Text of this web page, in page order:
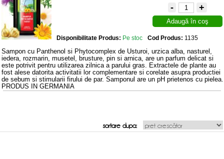
- +
Adaugă în coş
Disponibilitate Produs: Pe stoc Cod Produs: 1135
Sampon cu Panthenol si Phytocomplex de Usturoi, urzica alba, nasturel,
iedera, rozmarin, musetel, brusture, pin si arnica, are un parfum delicat si
este potrivit pentru utilizarea zilnica a parului gras. Extractele de plante au
fost alese datorita activitatii lor complementare si corelate asupra productiei
de sebum si stimularii firului de par. Samponul are un pH prietenos cu pielea.
PRODUS IN GERMANIA
sortare dupa: